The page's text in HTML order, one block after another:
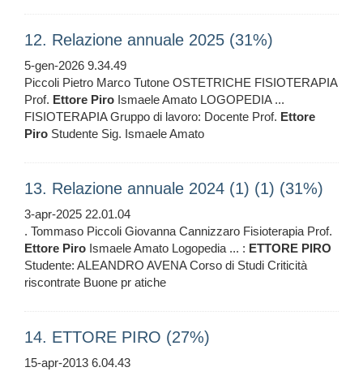
12. Relazione annuale 2025 (31%)
5-gen-2026 9.34.49
Piccoli Pietro Marco Tutone OSTETRICHE FISIOTERAPIA
Prof. Ettore Piro Ismaele Amato LOGOPEDIA ...
FISIOTERAPIA Gruppo di lavoro: Docente Prof. Ettore
Piro Studente Sig. Ismaele Amato
13. Relazione annuale 2024 (1) (1) (31%)
3-apr-2025 22.01.04
. Tommaso Piccoli Giovanna Cannizzaro Fisioterapia Prof.
Ettore Piro Ismaele Amato Logopedia ... : ETTORE PIRO
Studente: ALEANDRO AVENA Corso di Studi Criticità
riscontrate Buone pr atiche
14. ETTORE PIRO (27%)
15-apr-2013 6.04.43